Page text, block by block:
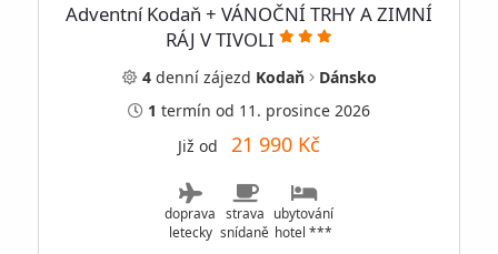
Adventní Kodaň + VÁNOČNÍ TRHY A ZIMNÍ
RÁJ V TIVOLI
4dennízájezd Kodaň
Dánsko
1 termín od 11. prosince 2026
Již od 21 990 Kč
doprava
letecky
strava
snídaně
ubytování
hotel ***